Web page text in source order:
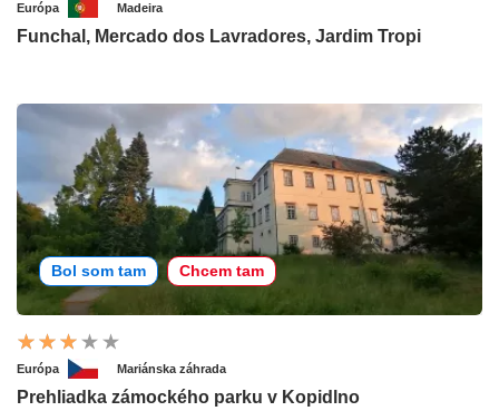
Európa Madeira
Funchal, Mercado dos Lavradores, Jardim Tropi
Bol som tam Chcem tam
Európa Mariánska záhrada
Prehliadka zámockého parku v Kopidlno